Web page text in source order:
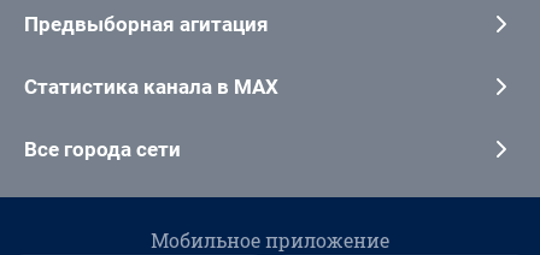
Предвыборная агитация
Статистика канала в MAX
Все города сети
Мобильное приложение